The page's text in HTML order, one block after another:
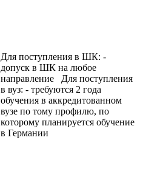
Для поступления в ШК: -
допуск в ШК на любое
направление Для поступления
в вуз: - требуются 2 года
обучения в аккредитованном
вузе по тому профилю, по
которому планируется обучение
в Германии